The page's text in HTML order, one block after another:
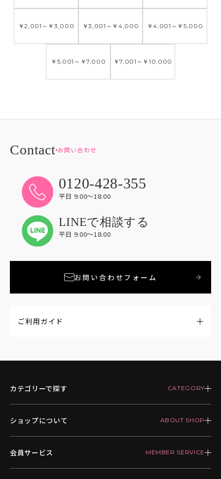
￥2,001 ～ ￥3,000 ￥3,001 ～ ￥4,000 ￥4,001 ～ ￥5,000
￥5,001 ～ ￥7,000 ￥7,001 ～ ￥10,000
お問い合わせ
0120-428-355
平日 9:00〜18:00
LINEで相談する
平日 9:00〜18:00
お問い合わせフォーム
ご利用ガイド
カテゴリーで探す
ショップについて
会員サービス